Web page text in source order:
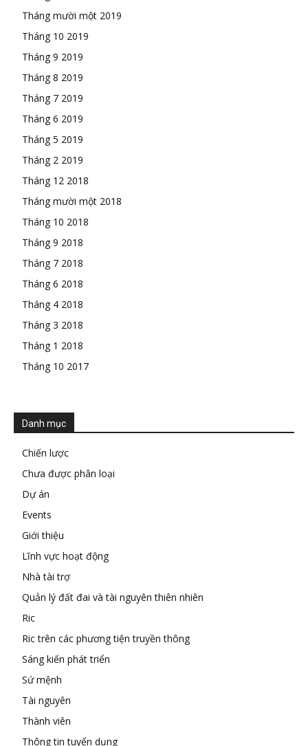
Tháng mười một 2019
Tháng 10 2019
Tháng 9 2019
Tháng 8 2019
Tháng 7 2019
Tháng 6 2019
Tháng 5 2019
Tháng 2 2019
Tháng 12 2018
Tháng mười một 2018
Tháng 10 2018
Tháng 9 2018
Tháng 7 2018
Tháng 6 2018
Tháng 4 2018
Tháng 3 2018
Tháng 1 2018
Tháng 10 2017
Danh mục
Chiến lược
Chưa được phân loại
Dự án
Events
Giới thiệu
Lĩnh vực hoạt động
Nhà tài trợ
Quản lý đất đai và tài nguyên thiên nhiên
Ric
Ric trên các phương tiện truyền thông
Sáng kiến phát triển
Sứ mệnh
Tài nguyên
Thành viên
Thông tin tuyển dụng